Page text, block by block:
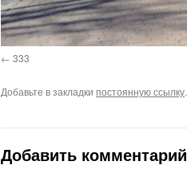
333
Добавьте в закладки постоянную ссылку.
Добавить комментарий